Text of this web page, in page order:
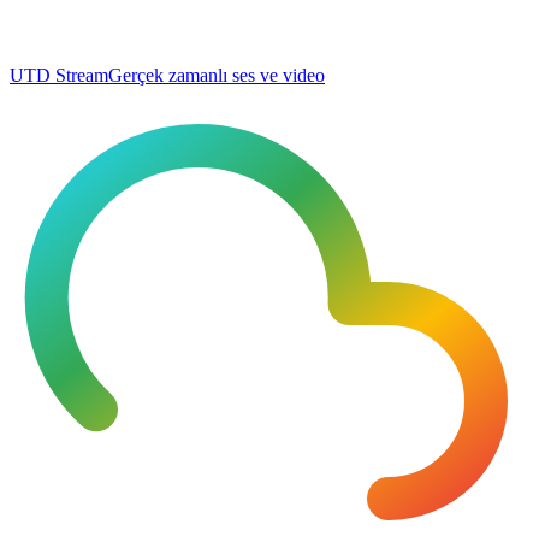
UTD StreamGerçek zamanlı ses ve video